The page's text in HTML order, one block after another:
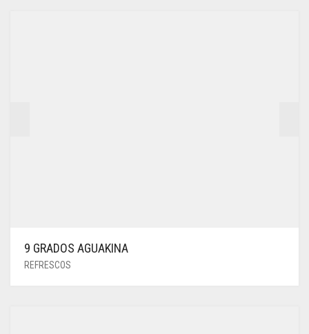
9 GRADOS AGUAKINA
REFRESCOS